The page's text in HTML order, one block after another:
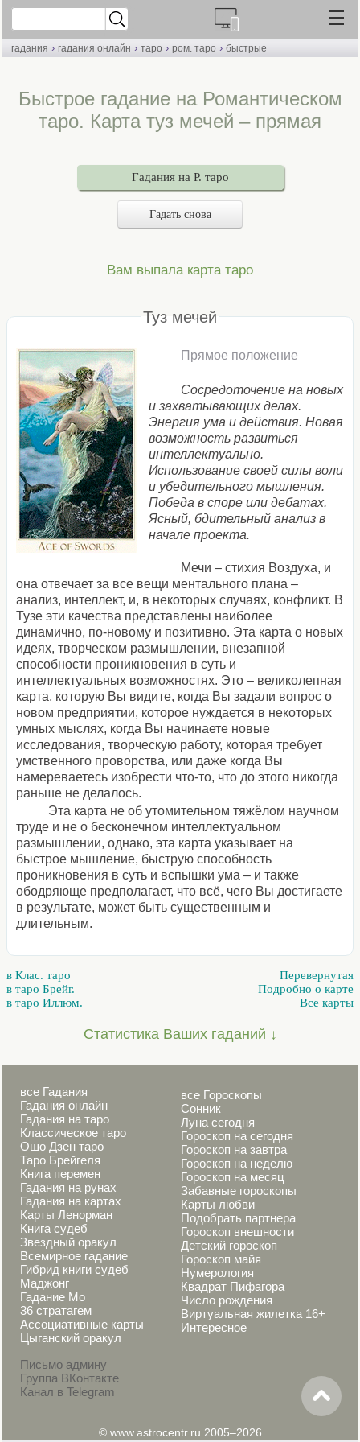
гадания › гадания онлайн › таро › ром. таро › быстрые
Быстрое гадание на Романтическом
таро. Карта туз мечей – прямая
Гадания на Р. таро
Гадать снова
Вам выпала карта таро
Туз мечей
Прямое положение
Сосредоточение на новых
и захватывающих делах.
Энергия ума и действия. Новая
возможность развиться
интеллектуально.
Использование своей силы воли
и убедительного мышления.
Победа в споре или дебатах.
Ясный, бдительный анализ в
начале проекта.
Мечи – стихия Воздуха, и
она отвечает за все вещи ментального плана –
анализ, интеллект, и, в некоторых случаях, конфликт. В
Тузе эти качества представлены наиболее
динамично, по-новому и позитивно. Эта карта о новых
идеях, творческом размышлении, внезапной
способности проникновения в суть и
интеллектуальных возможностях. Это – великолепная
карта, которую Вы видите, когда Вы задали вопрос о
новом предприятии, которое нуждается в некоторых
умных мыслях, когда Вы начинаете новые
исследования, творческую работу, которая требует
умственного проворства, или даже когда Вы
намереваетесь изобрести что-то, что до этого никогда
раньше не делалось.
Эта карта не об утомительном тяжёлом научном
труде и не о бесконечном интеллектуальном
размышлении, однако, эта карта указывает на
быстрое мышление, быструю способность
проникновения в суть и вспышки ума – и также
ободряюще предполагает, что всё, чего Вы достигаете
в результате, может быть существенным и
длительным.
в Клас. таро
в таро Брейг.
в таро Иллюм.
Перевернутая
Подробно о карте
Все карты
Статистика Ваших гаданий ↓
все Гадания
Гадания онлайн
Гадания на таро
Классическое таро
Ошо Дзен таро
Таро Брейгеля
Книга перемен
Гадания на рунах
Гадания на картах
Карты Ленорман
Книга судеб
Звездный оракул
Всемирное гадание
Гибрид книги судеб
Маджонг
Гадание Мо
36 стратагем
Ассоциативные карты
Цыганский оракул
Письмо админу
Группа ВКонтакте
Канал в Telegram
все Гороскопы
Сонник
Луна сегодня
Гороскоп на сегодня
Гороскоп на завтра
Гороскоп на неделю
Гороскоп на месяц
Забавные гороскопы
Карты любви
Подобрать партнера
Гороскоп внешности
Детский гороскоп
Гороскоп майя
Нумерология
Квадрат Пифагора
Число рождения
Виртуальная жилетка 16+
Интересное
© www.astrocentr.ru 2005–2026